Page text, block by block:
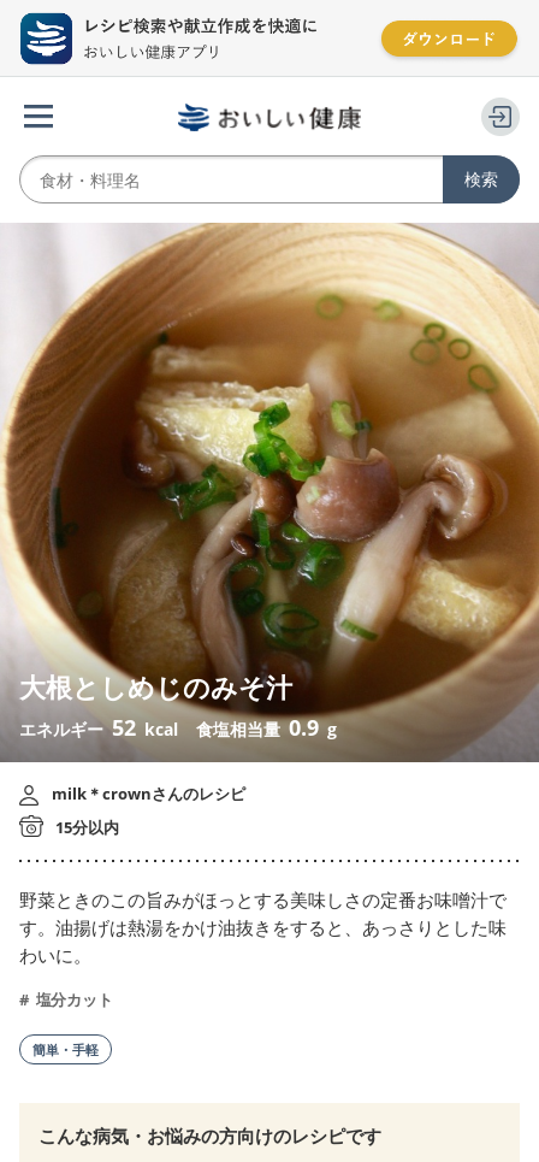
大根としめじのみそ汁
エネルギー 52 kcal 食塩相当量 0.9 g
milk＊crownさんのレシピ
15分以内
野菜ときのこの旨みがほっとする美味しさの定番お味噌汁で
す。油揚げは熱湯をかけ油抜きをすると、あっさりとした味
わいに。
塩分カット
簡単・手軽
こんな病気・お悩みの方向けのレシピです